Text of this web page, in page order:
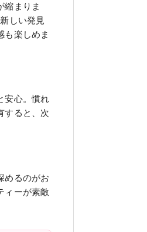
縮まりま
しい発見
も楽しめま
安心。慣れ
すると、次
めるのがお
ィーが素敵